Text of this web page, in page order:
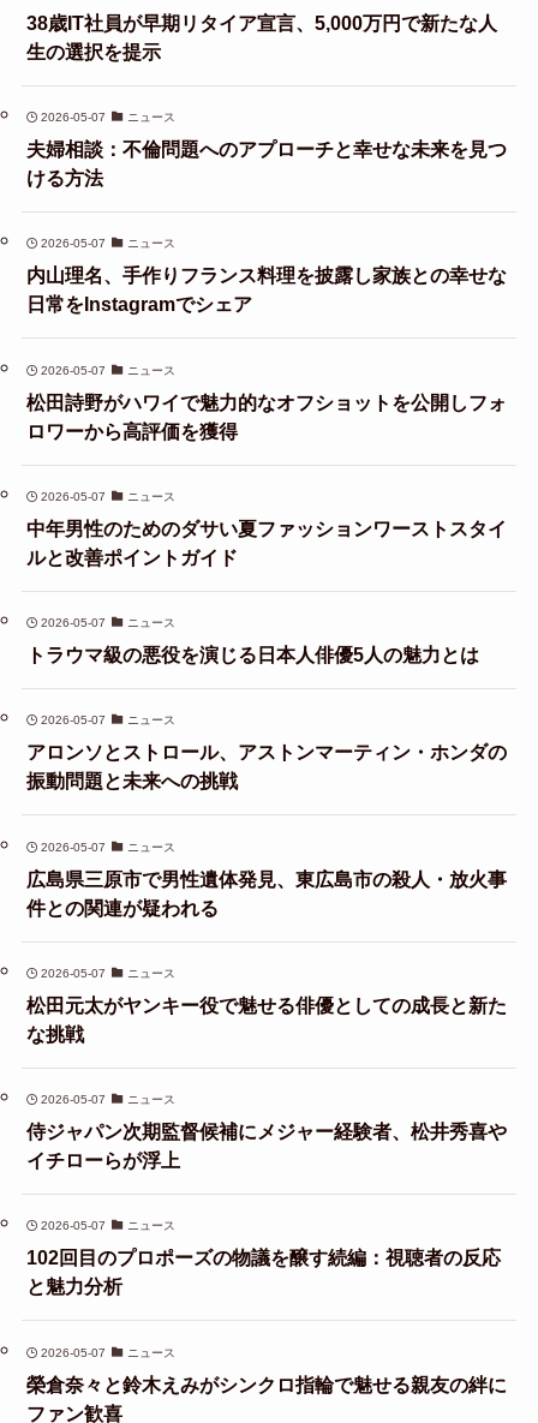
38歳IT社員が早期リタイア宣言、5,000万円で新たな人
生の選択を提示
2026-05-07 ニュース
夫婦相談：不倫問題へのアプローチと幸せな未来を見つ
ける方法
2026-05-07 ニュース
内山理名、手作りフランス料理を披露し家族との幸せな
日常をInstagramでシェア
2026-05-07 ニュース
松田詩野がハワイで魅力的なオフショットを公開しフォ
ロワーから高評価を獲得
2026-05-07 ニュース
中年男性のためのダサい夏ファッションワーストスタイ
ルと改善ポイントガイド
2026-05-07 ニュース
トラウマ級の悪役を演じる日本人俳優5人の魅力とは
2026-05-07 ニュース
アロンソとストロール、アストンマーティン・ホンダの
振動問題と未来への挑戦
2026-05-07 ニュース
広島県三原市で男性遺体発見、東広島市の殺人・放火事
件との関連が疑われる
2026-05-07 ニュース
松田元太がヤンキー役で魅せる俳優としての成長と新た
な挑戦
2026-05-07 ニュース
侍ジャパン次期監督候補にメジャー経験者、松井秀喜や
イチローらが浮上
2026-05-07 ニュース
102回目のプロポーズの物議を醸す続編：視聴者の反応
と魅力分析
2026-05-07 ニュース
榮倉奈々と鈴木えみがシンクロ指輪で魅せる親友の絆に
ファン歓喜